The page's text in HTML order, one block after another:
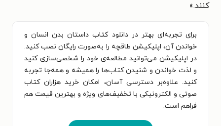
کنند.»
برای تجربه‌ای بهتر در دانلود کتاب داستان بدن انسان و
خواندن آن، اپلیکیشن طاقچه را به‌صورت رایگان نصب کنید.
در اپلیکیشن می‌توانید مطالعه‌ی خود را شخصی‌سازی کنید
و لذت خواندن و شنیدن کتاب‌ها را همیشه و همه‌جا تجربه
کنید. علاوه‌بر دسترسی آسان، امکان خرید هزاران کتاب
صوتی و الکترونیکی با تخفیف‌های ویژه و بهترین قیمت هم
فراهم است.